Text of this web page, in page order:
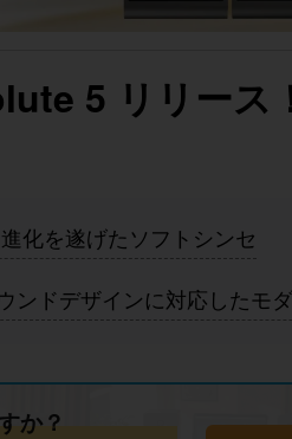
5 リリース
化を遂げたソフトシンセ
ンドデザインに対応したモ
か？